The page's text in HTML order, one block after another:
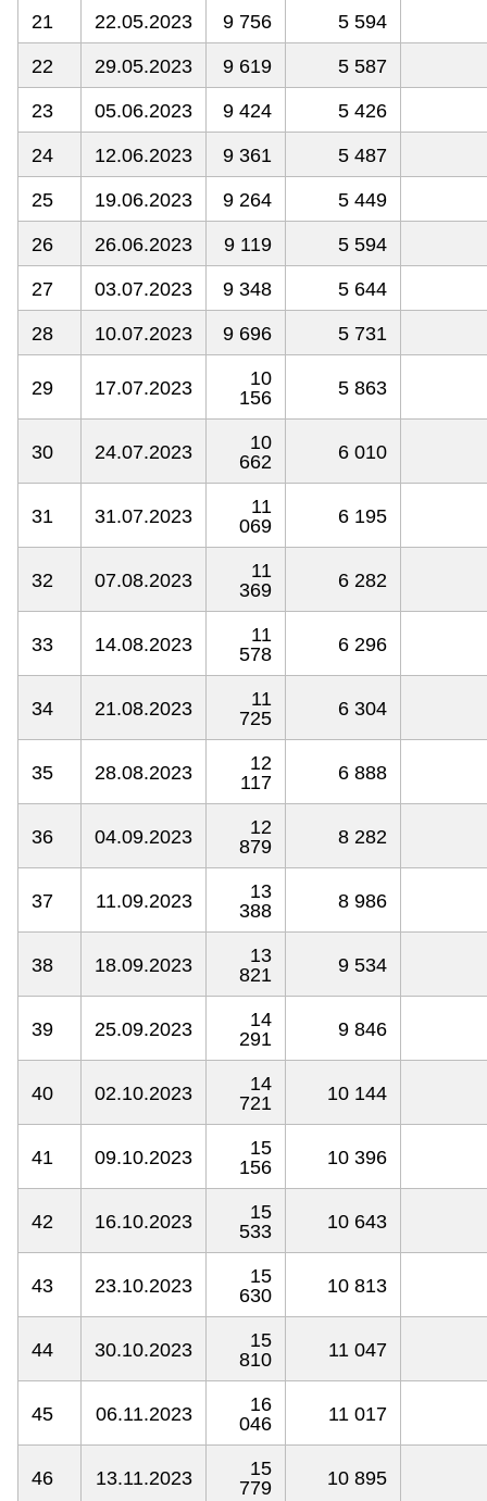
21 22.05.2023 9 756 5 594
22 29.05.2023 9 619 5 587
23 05.06.2023 9 424 5 426
24 12.06.2023 9 361 5 487
25 19.06.2023 9 264 5 449
26 26.06.2023 9 119 5 594
27 03.07.2023 9 348 5 644
28 10.07.2023 9 696 5 731
29 17.07.2023
10
156
5 863
30 24.07.2023
10
662
6 010
31 31.07.2023
11
069
6 195
32 07.08.2023
11
369
6 282
33 14.08.2023
11
578
6 296
34 21.08.2023
11
725
6 304
35 28.08.2023
12
117
6 888
36 04.09.2023
12
879
8 282
37 11.09.2023
13
388
8 986
38 18.09.2023
13
821
9 534
39 25.09.2023
14
291
9 846
40 02.10.2023
14
721
10 144
41 09.10.2023
15
156
10 396
42 16.10.2023
15
533
10 643
43 23.10.2023
15
630
10 813
44 30.10.2023
15
810
11 047
45 06.11.2023
16
046
11 017
46 13.11.2023
15
779
10 895